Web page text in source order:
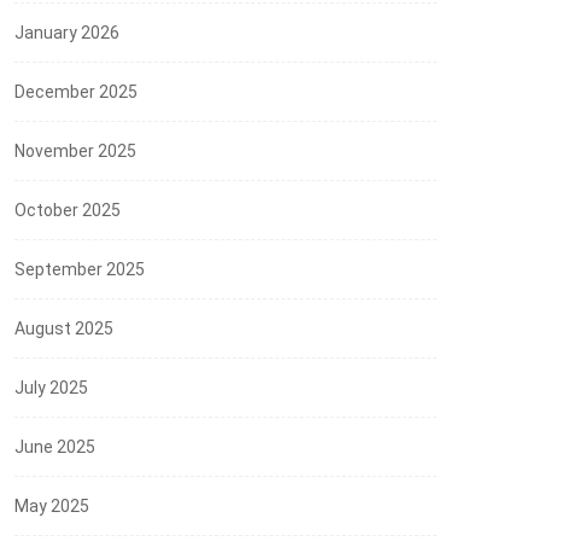
January 2026
December 2025
November 2025
October 2025
September 2025
August 2025
July 2025
June 2025
May 2025